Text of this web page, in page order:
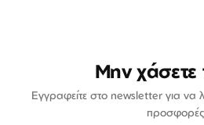
Μην χάσετε
Εγγραφείτε στο newsletter για να
προσφορές